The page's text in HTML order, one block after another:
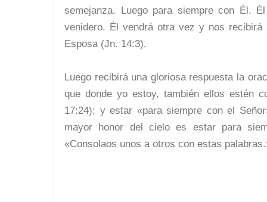
semejanza. Luego para siempre con Él.
venidero. Él vendrá otra vez y nos
Esposa (Jn. 14:3).
Luego recibirá una gloriosa respuesta la
que donde yo estoy, también ellos estén
17:24); y estar «para siempre con el
mayor honor del cielo es estar para
«Consolaos unos a otros con estas